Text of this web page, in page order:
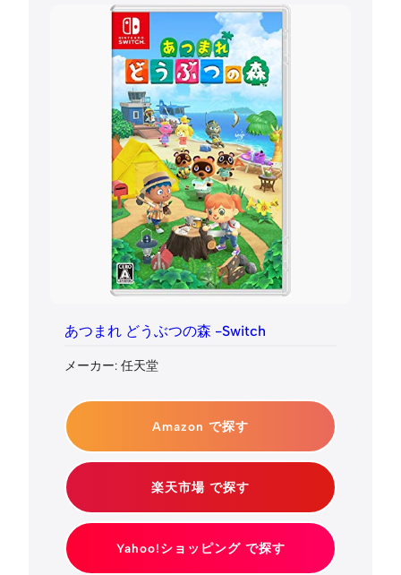
あつまれ どうぶつの森 -Switch
メーカー: 任天堂
Amazon で探す
楽天市場 で探す
Yahoo!ショッピング で探す